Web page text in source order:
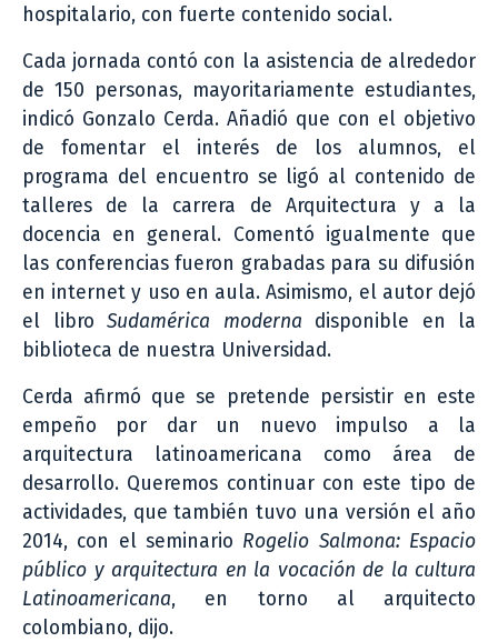
hospitalario, con fuerte contenido social.
Cada jornada contó con la asistencia de alrededor
de 150 personas, mayoritariamente estudiantes,
indicó Gonzalo Cerda. Añadió que con el objetivo
de fomentar el interés de los alumnos, el
programa del encuentro se ligó al contenido de
talleres de la carrera de Arquitectura y a la
docencia en general. Comentó igualmente que
las conferencias fueron grabadas para su difusión
en internet y uso en aula. Asimismo, el autor dejó
el libro Sudamérica moderna disponible en la
biblioteca de nuestra Universidad.
Cerda afirmó que se pretende persistir en este
empeño por dar un nuevo impulso a la
arquitectura latinoamericana como área de
desarrollo. Queremos continuar con este tipo de
actividades, que también tuvo una versión el año
2014, con el seminario Rogelio Salmona: Espacio
público y arquitectura en la vocación de la cultura
Latinoamericana, en torno al arquitecto
colombiano, dijo.